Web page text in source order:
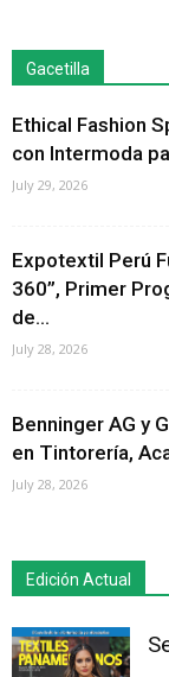
Gacetilla
Ethical Fashion
con Intermoda
July 29, 2026
Expotextil Perú
360”, Primer
de...
July 28, 2026
Benninger AG y
en Tintorería,
July 28, 2026
Edición Actual